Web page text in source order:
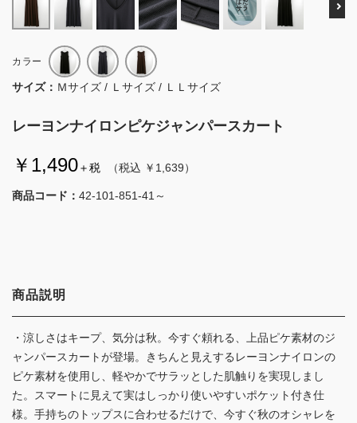
レーヨンナイロンピケジャンパースカート
￥1,490＋税 （税込 ￥1,639）
商品コード： 42-101-851-41～
カラー
サイズ： Ｍサイズ / Ｌサイズ / ＬＬサイズ
商品説明
・涼しさはキープ、気分は秋。今すぐ頼れる、上品ピケ素材のジ
ャンパースカートが登場。きちんと見えするレーヨンナイロンの
ピケ素材を使用し、軽やかでサラッとした肌触りを実現しまし
た。スマートに見えて実はしっかり使いやすいポケット付き仕
様。手持ちのトップスに合わせるだけで、今すぐ秋のオシャレを